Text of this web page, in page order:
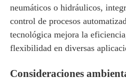
neumáticos o hidráulicos,
control de procesos
tecnológica mejora la
flexibilidad en diversas
Consideraciones